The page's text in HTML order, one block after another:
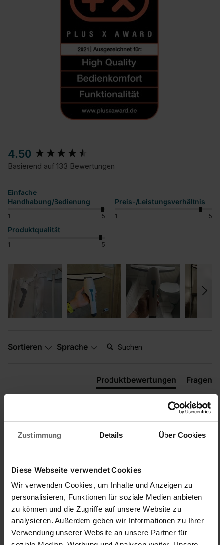
Zustimmung Details Über Cookies
Diese Webseite verwendet Cookies
Wir verwenden Cookies, um Inhalte und Anzeigen zu
personalisieren, Funktionen für soziale Medien anbieten
zu können und die Zugriffe auf unsere Website zu
analysieren. Außerdem geben wir Informationen zu Ihrer
Verwendung unserer Website an unsere Partner für
4.50
Basierend auf 133 Bewertungen
Einfache
Handhabung/Bedienung
1 5
Preis-/Leistungsverhältnis
1 5
Produktqualität
1 5
Sortieren Sprache Suchen:
Produktbewertungen Fragen
D
Bad-Düse für Fenster- und Badsauger Nemo
Kunde hat keine Kommentare hinterlassen.
New content loaded